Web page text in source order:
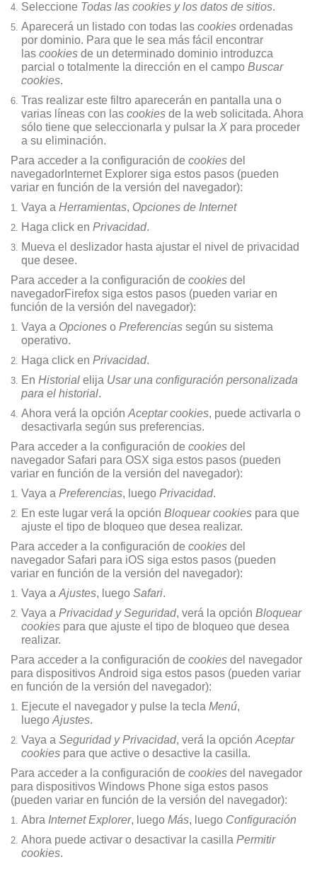
Seleccione Todas las cookies y los datos de sitios.
Aparecerá un listado con todas las cookies ordenadas
por dominio. Para que le sea más fácil encontrar
las cookies de un determinado dominio introduzca
parcial o totalmente la dirección en el campo Buscar
cookies.
Tras realizar este filtro aparecerán en pantalla una o
varias líneas con las cookies de la web solicitada. Ahora
sólo tiene que seleccionarla y pulsar la X para proceder
a su eliminación.
Para acceder a la configuración de cookies del
navegadorInternet Explorer siga estos pasos (pueden
variar en función de la versión del navegador):
Vaya a Herramientas, Opciones de Internet
Haga click en Privacidad.
Mueva el deslizador hasta ajustar el nivel de privacidad
que desee.
Para acceder a la configuración de cookies del
navegadorFirefox siga estos pasos (pueden variar en
función de la versión del navegador):
Vaya a Opciones o Preferencias según su sistema
operativo.
Haga click en Privacidad.
En Historial elija Usar una configuración personalizada
para el historial.
Ahora verá la opción Aceptar cookies, puede activarla o
desactivarla según sus preferencias.
Para acceder a la configuración de cookies del
navegador Safari para OSX siga estos pasos (pueden
variar en función de la versión del navegador):
Vaya a Preferencias, luego Privacidad.
En este lugar verá la opción Bloquear cookies para que
ajuste el tipo de bloqueo que desea realizar.
Para acceder a la configuración de cookies del
navegador Safari para iOS siga estos pasos (pueden
variar en función de la versión del navegador):
Vaya a Ajustes, luego Safari.
Vaya a Privacidad y Seguridad, verá la opción Bloquear
cookies para que ajuste el tipo de bloqueo que desea
realizar.
Para acceder a la configuración de cookies del navegador
para dispositivos Android siga estos pasos (pueden variar
en función de la versión del navegador):
Ejecute el navegador y pulse la tecla Menú,
luego Ajustes.
Vaya a Seguridad y Privacidad, verá la opción Aceptar
cookies para que active o desactive la casilla.
Para acceder a la configuración de cookies del navegador
para dispositivos Windows Phone siga estos pasos
(pueden variar en función de la versión del navegador):
Abra Internet Explorer, luego Más, luego Configuración
Ahora puede activar o desactivar la casilla Permitir
cookies.